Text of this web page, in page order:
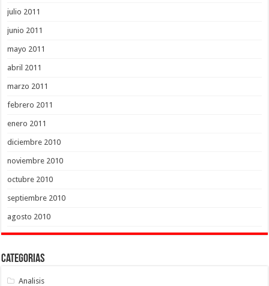
julio 2011
junio 2011
mayo 2011
abril 2011
marzo 2011
febrero 2011
enero 2011
diciembre 2010
noviembre 2010
octubre 2010
septiembre 2010
agosto 2010
Categorias
Analisis